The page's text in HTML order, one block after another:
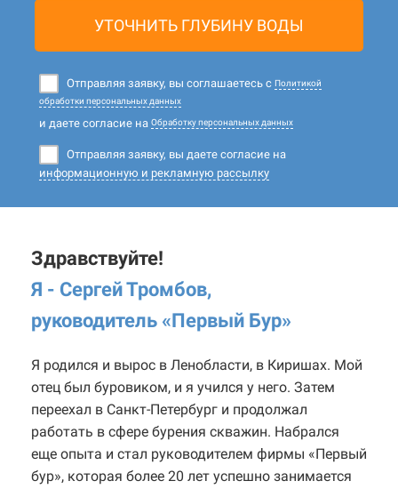
УТОЧНИТЬ ГЛУБИНУ ВОДЫ
Отправляя заявку, вы соглашаетесь с Политикой
обработки персональных данных
и даете согласие на Обработку персональных данных
Отправляя заявку, вы даете согласие на
информационную и рекламную рассылку
Здравствуйте!
Я - Сергей Тромбов,
руководитель «Первый Бур»
Я родился и вырос в Ленобласти, в Киришах. Мой
отец был буровиком, и я учился у него. Затем
переехал в Санкт-Петербург и продолжал
работать в сфере бурения скважин. Набрался
еще опыта и стал руководителем фирмы «Первый
бур», которая более 20 лет успешно занимается